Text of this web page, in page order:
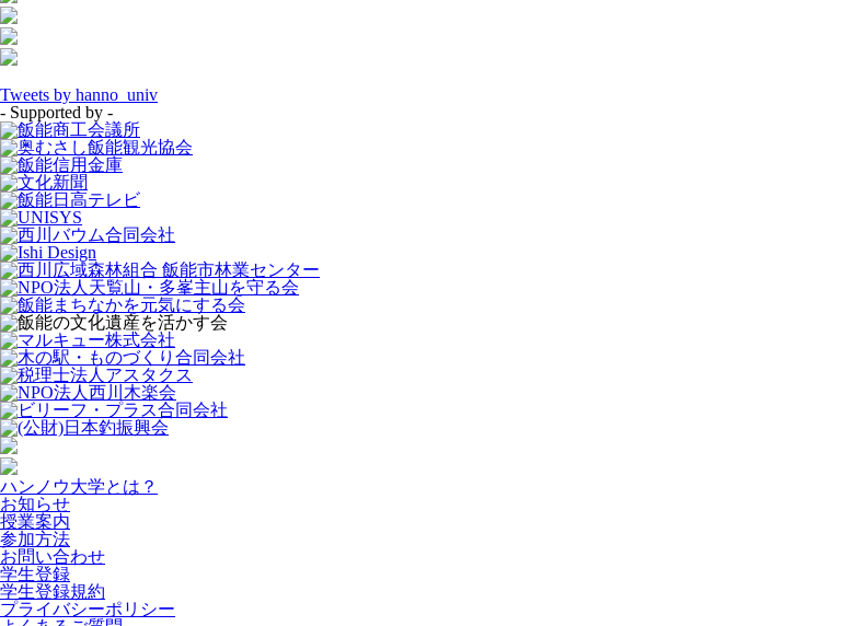
Tweets by hanno_univ
- Supported by -
ハンノウ大学とは？
お知らせ
授業案内
参加方法
お問い合わせ
学生登録
学生登録規約
プライバシーポリシー